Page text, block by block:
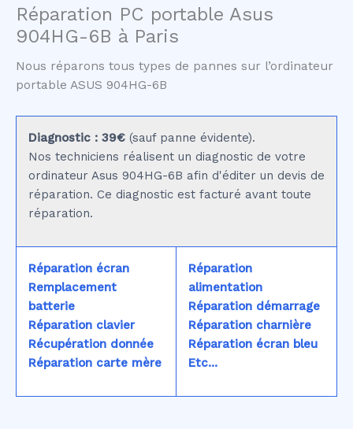
Réparation PC portable Asus
904HG-6B à Paris
Nous réparons tous types de pannes sur l’ordinateur
portable ASUS 904HG-6B
Diagnostic : 39€ (sauf panne évidente).
Nos techniciens réalisent un diagnostic de votre
ordinateur Asus 904HG-6B afin d'éditer un devis de
réparation. Ce diagnostic est facturé avant toute
réparation.
Réparation écran
Remplacement
batterie
Réparation clavier
Récupération donnée
Réparation carte mère
Réparation
alimentation
Réparation démarrage
Réparation charnière
Réparation écran bleu
Etc...